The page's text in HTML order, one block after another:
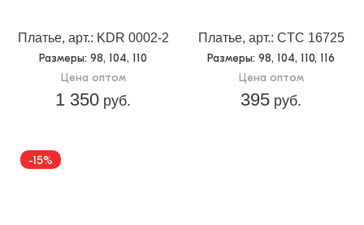
Платье, арт.: KDR 0002-2
Размеры: 98, 104, 110
Цена оптом
1 350 руб.
Платье, арт.: CTC 16725
Размеры: 98, 104, 110, 116
Цена оптом
395 руб.
-15%